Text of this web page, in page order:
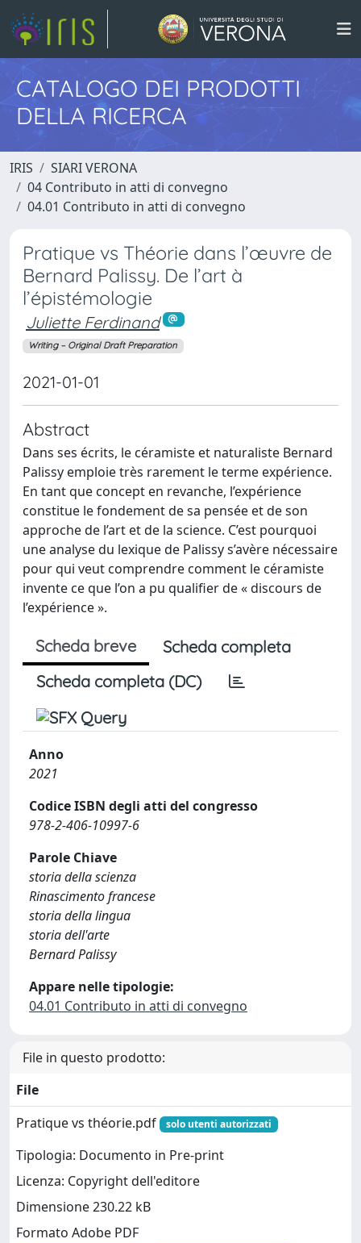
CATALOGO DEI PRODOTTI
DELLA RICERCA
IRIS
SIARI VERONA
04 Contributo in atti di convegno
04.01 Contributo in atti di convegno
Pratique vs Théorie dans l’œuvre de
Bernard Palissy. De l’art à
l’épistémologie
Juliette Ferdinand
Writing – Original Draft Preparation
2021-01-01
Abstract
Dans ses écrits, le céramiste et naturaliste Bernard
Palissy emploie très rarement le terme expérience.
En tant que concept en revanche, l’expérience
constitue le fondement de sa pensée et de son
approche de l’art et de la science. C’est pourquoi
une analyse du lexique de Palissy s’avère nécessaire
pour qui veut comprendre comment le céramiste
invente ce que l’on a pu qualifier de « discours de
l’expérience ».
Scheda breve
Scheda completa
Scheda completa (DC)
Anno
2021
Codice ISBN degli atti del congresso
978-2-406-10997-6
Parole Chiave
storia della scienza
Rinascimento francese
storia della lingua
storia dell'arte
Bernard Palissy
Appare nelle tipologie:
04.01 Contributo in atti di convegno
File in questo prodotto:
File
Pratique vs théorie.pdf
solo utenti autorizzati
Tipologia: Documento in Pre-print
Licenza: Copyright dell'editore
Dimensione 230.22 kB
Formato Adobe PDF